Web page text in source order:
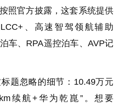
照官方披露，这套系统提供
、高速智驾领航辅助
车、RPA遥控泊车、AVP记
题忽略的细节：10.49万元
续航+华为乾崑”。想要